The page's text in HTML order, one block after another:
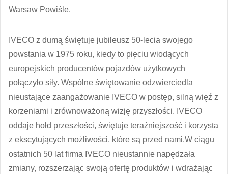
Warsaw Powiśle.
IVECO z dumą świętuje jubileusz 50-lecia swojego
powstania w 1975 roku, kiedy to pięciu wiodących
europejskich producentów pojazdów użytkowych
połączyło siły. Wspólne świętowanie odzwierciedla
nieustające zaangażowanie IVECO w postęp, silną więź z
korzeniami i zrównoważoną wizję przyszłości. IVECO
oddaje hołd przeszłości, świętuje teraźniejszość i korzysta
z ekscytujących możliwości, które są przed nami.W ciągu
ostatnich 50 lat firma IVECO nieustannie napędzała
zmiany, rozszerzając swoją ofertę produktów i wdrażając